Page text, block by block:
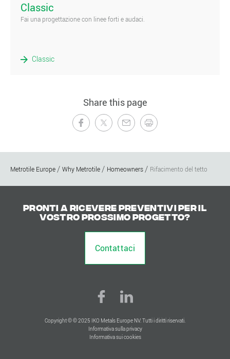
Classic
Fai una progettazione con linee forti e audaci.
Classic
Share this page
Metrotile Europe Why Metrotile Homeowners Rifacimento del tetto
Pronti a ricevere preventivi per il
vostro prossimo progetto?
Contattaci
Copyright © © 2025 IKO Metals Europe NV. Tutti i diritti riservati.
Informativa sulla privacy
Informativa sui cookies